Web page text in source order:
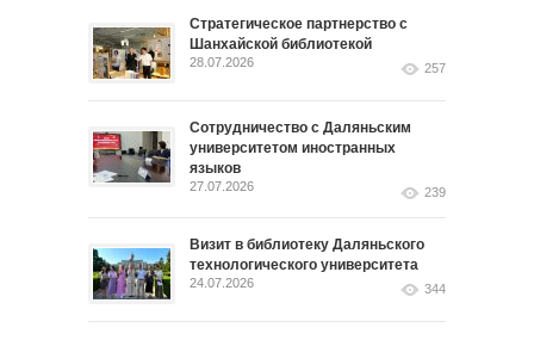
Стратегическое партнерство с
Шанхайской библиотекой
28.07.2026 257
Сотрудничество с Даляньским
университетом иностранных
языков
27.07.2026 239
Визит в библиотеку Даляньского
технологического университета
24.07.2026 344